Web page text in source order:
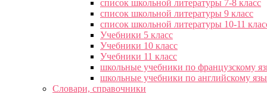
список школьной литературы 7-8 класс
список школьной литературы 9 класс
список школьной литературы 10-11
Учебники 5 класс
Учебники 10 класс
Учебники 11 класс
школьные учебники по французскому
школьные учебники по английскому
Словари, справочники